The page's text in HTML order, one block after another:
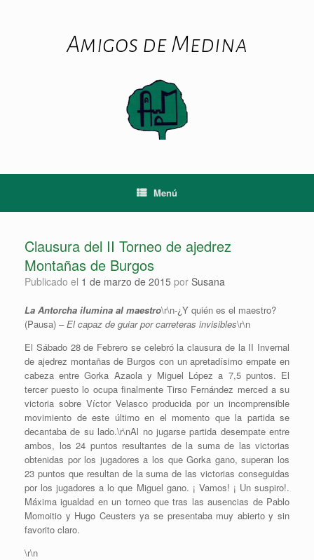
Amigos de Medina
Menú
Clausura del II Torneo de ajedrez
Montañas de Burgos
Publicado el 1 de marzo de 2015 por Susana
La Antorcha ilumina al maestro\r\n-¿Y quién es el maestro?
(Pausa) – El capaz de guiar por carreteras invisibles\r\n
El Sábado 28 de Febrero se celebró la clausura de la II Invernal
de ajedrez montañas de Burgos con un apretadísimo empate en
cabeza entre Gorka Azaola y Miguel López a 7,5 puntos. El
tercer puesto lo ocupa finalmente Tirso Fernández merced a su
victoria sobre Víctor Velasco producida por un incomprensible
movimiento de este último en el momento que la partida se
decantaba de su lado.\r\nAl no jugarse partida desempate entre
ambos, los 24 puntos resultantes de la suma de las victorias
obtenidas por los jugadores a los que Gorka gano, superan los
23 puntos que resultan de la suma de las victorias conseguidas
por los jugadores a lo que Miguel gano. ¡ Vamos! ¡ Un suspiro!.
Máxima igualdad en un torneo que tras las ausencias de Pablo
Momoitio y Hugo Ceusters ya se presentaba muy abierto y sin
favorito claro.
\r\n